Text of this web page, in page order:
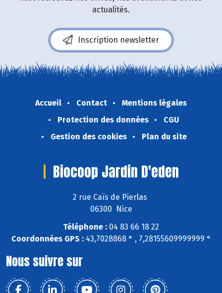
actualités.
Inscription newsletter
Accueil Contact
Mentions légales
Protection des données
CGU
Gestion des cookies
Plan du site
Biocoop Jardin D'eden
2 rue Caïs de Pierlas
06300 Nice
Téléphone : 04 83 66 18 22
Coordonnées GPS :43,7028868 ° , 7,28155609999999 °
Nous suivre sur